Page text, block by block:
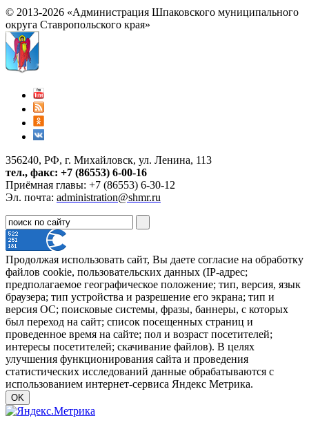
© 2013-2026 «Администрация Шпаковского муниципального
округа Ставропольского края»
356240, РФ, г. Михайловск, ул. Ленина, 113
тел., факс: +7 (86553) 6-00-16
Приёмная главы: +7 (86553) 6-30-12
Эл. почта: administration@shmr.ru
Продолжая использовать сайт, Вы даете согласие на обработку
файлов cookie, пользовательских данных (IP-адрес;
предполагаемое географическое положение; тип, версия, язык
браузера; тип устройства и разрешение его экрана; тип и
версия ОС; поисковые системы, фразы, баннеры, с которых
был переход на сайт; список посещенных страниц и
проведенное время на сайте; пол и возраст посетителей;
интересы посетителей; скачивание файлов). В целях
улучшения функционирования сайта и проведения
статистических исследований данные обрабатываются с
использованием интернет-сервиса Яндекс Метрика.
OK